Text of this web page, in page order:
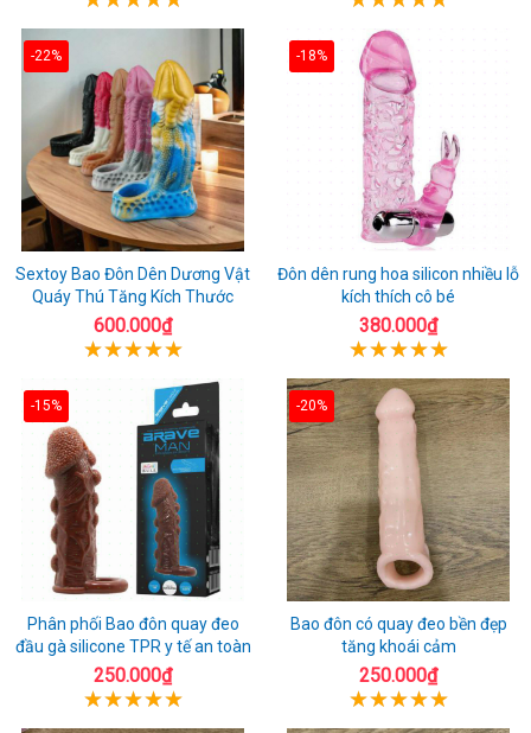
-22%
Sextoy Bao Đôn Dên Dương Vật
Quáy Thú Tăng Kích Thước
600.000₫
-18%
Đôn dên rung hoa silicon nhiều lỗ
kích thích cô bé
380.000₫
-15%
Phân phối Bao đôn quay đeo
đầu gà silicone TPR y tế an toàn
250.000₫
-20%
Bao đôn có quay đeo bền đẹp
tăng khoái cảm
250.000₫